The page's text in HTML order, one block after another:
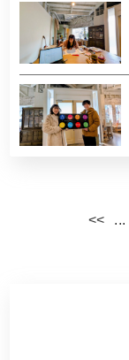
<< ...